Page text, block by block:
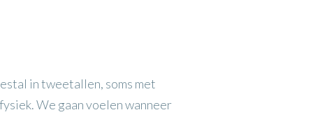
in tweetallen, soms met
We gaan voelen wanneer